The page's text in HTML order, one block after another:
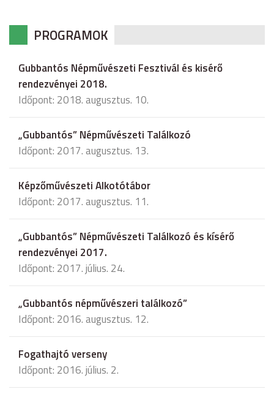
PROGRAMOK
Gubbantós Népművészeti Fesztivál és kisérő
rendezvényei 2018.
Időpont: 2018. augusztus. 10.
„Gubbantós” Népművészeti Találkozó
Időpont: 2017. augusztus. 13.
Képzőművészeti Alkotótábor
Időpont: 2017. augusztus. 11.
„Gubbantós” Népművészeti Találkozó és kísérő
rendezvényei 2017.
Időpont: 2017. július. 24.
„Gubbantós népművészeri találkozó”
Időpont: 2016. augusztus. 12.
Fogathajtó verseny
Időpont: 2016. július. 2.